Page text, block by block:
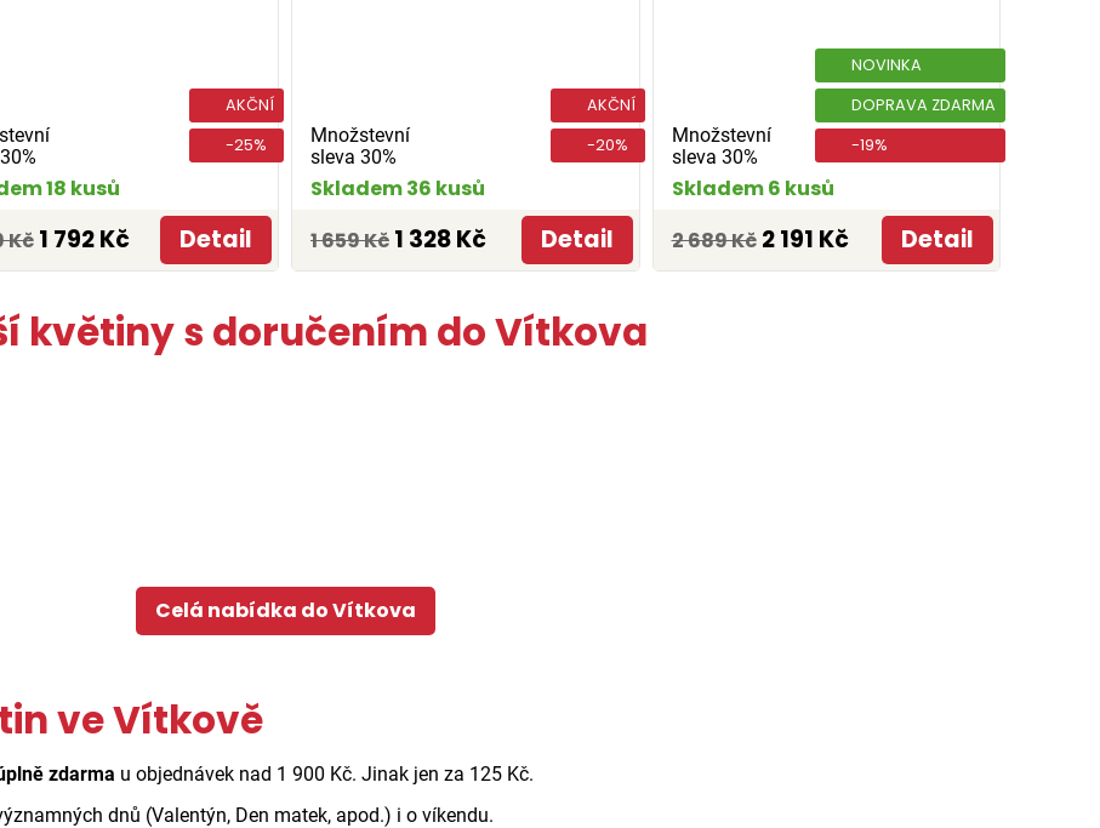
AKČNÍ
-25%
18 kusů
Kč 1 792 Kč Detail
Množstevní
sleva 30%
AKČNÍ
-20%
Skladem 36 kusů
1 659 Kč 1 328 Kč Detail
Množstevní
sleva 30%
NOVINKA
DOPRAVA ZDARMA
-19%
Skladem 6 kusů
2 689 Kč 2 191 Kč Detail
květiny s doručením do Vítkova
Celá nabídka do Vítkova
ve Vítkově
zdarma u objednávek nad 1 900 Kč. Jinak jen za 125 Kč.
dnů (Valentýn, Den matek, apod.) i o víkendu.